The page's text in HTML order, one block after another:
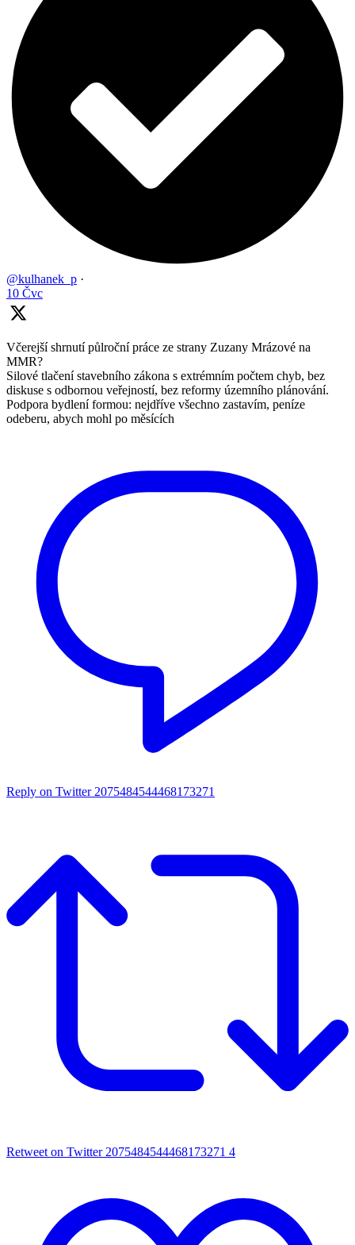
@kulhanek_p ·
10 Čvc
Včerejší shrnutí půlroční práce ze strany Zuzany Mrázové na
MMR?
Silové tlačení stavebního zákona s extrémním počtem chyb, bez
diskuse s odbornou veřejností, bez reformy územního plánování.
Podpora bydlení formou: nejdříve všechno zastavím, peníze
odeberu, abych mohl po měsících
Reply on Twitter 2075484544468173271
Retweet on Twitter 2075484544468173271 4